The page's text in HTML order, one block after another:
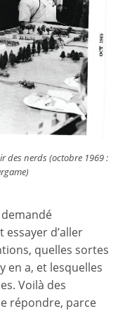
des nerds (octobre 1969 :
d’aller
quelles sortes
en a, et lesquelles
Voilà des
répondre, parce